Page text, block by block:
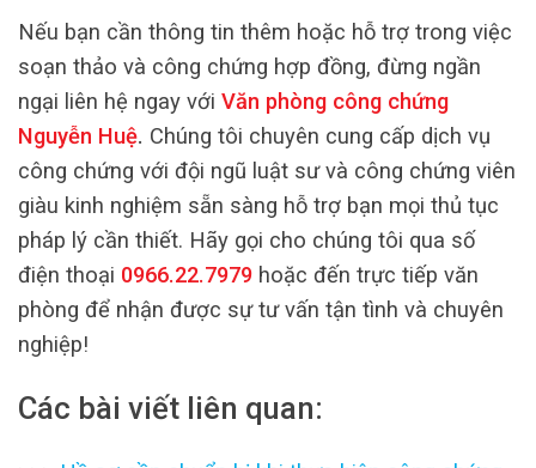
Nếu bạn cần thông tin thêm hoặc hỗ trợ trong việc
soạn thảo và công chứng hợp đồng, đừng ngần
ngại liên hệ ngay với Văn phòng công chứng
Nguyễn Huệ. Chúng tôi chuyên cung cấp dịch vụ
công chứng với đội ngũ luật sư và công chứng viên
giàu kinh nghiệm sẵn sàng hỗ trợ bạn mọi thủ tục
pháp lý cần thiết. Hãy gọi cho chúng tôi qua số
điện thoại 0966.22.7979 hoặc đến trực tiếp văn
phòng để nhận được sự tư vấn tận tình và chuyên
nghiệp!
Các bài viết liên quan: